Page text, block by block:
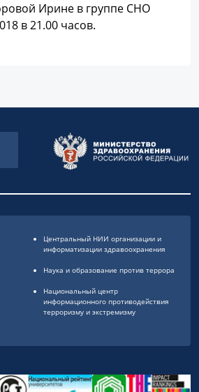
Ирине в группе СНО
в 21.00 часов.
Центральный НИИ организации и
информатизации здравоохранения
Наука и образование против террора
Национальный центр
информационного противодействия
терроризму и экстремизму